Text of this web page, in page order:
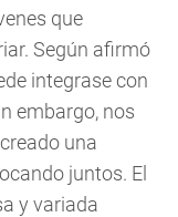
que
Según afirmó
integrase con
embargo, nos
una
juntos. El
y variada